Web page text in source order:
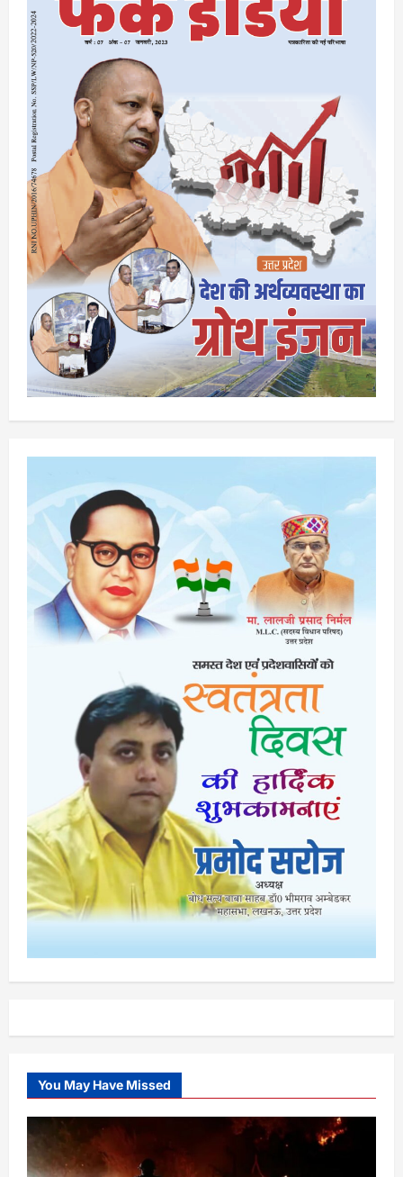
You May Have Missed